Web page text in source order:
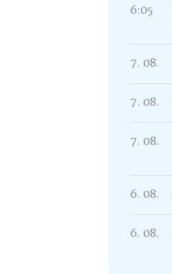
6:05
7. 08.
7. 08.
7. 08.
6. 08.
6. 08.